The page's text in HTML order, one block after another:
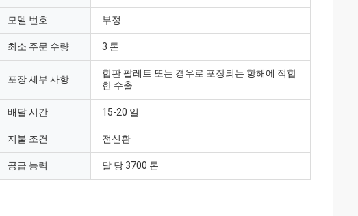
모델 번호 부정
최소 주문 수량 3 톤
포장 세부 사항
합판 팔레트 또는 경우로 포장되는 항해에 적합
한 수출
배달 시간 15-20 일
지불 조건 전신환
공급 능력 달 당 3700 톤